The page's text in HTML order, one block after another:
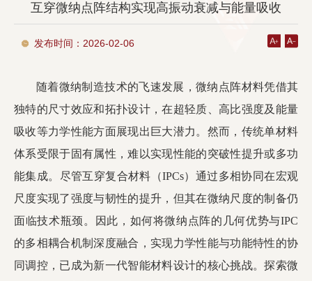
人才培养
党群工作
学生工作
校友工作
互穿微纳点阵结构实现高振动衰减与能量吸收
发布时间：2026-02-06
随着微纳制造技术的飞速发展，微纳点阵材料凭借其
独特的尺寸效应和拓扑设计，在超轻质、高比强度及能量
吸收等力学性能方面展现出巨大潜力。然而，传统单材料
体系受限于固有属性，难以实现性能的突破性提升或多功
能集成。尽管互穿复合材料（IPCs）通过多相协同在宏观
尺度实现了强度与韧性的提升，但其在微纳尺度的制备仍
面临技术瓶颈。因此，如何将微纳点阵的几何优势与IPC
的多相耦合机制深度融合，实现力学性能与功能特性的协
同调控，已成为新一代智能材料设计的核心挑战。探索微